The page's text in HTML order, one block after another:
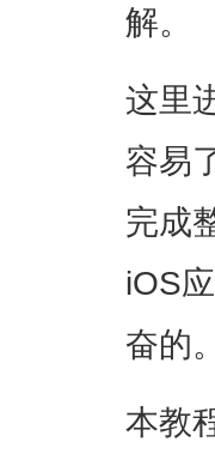
解。
这里
容易
完成
iOS
奋的。
本教